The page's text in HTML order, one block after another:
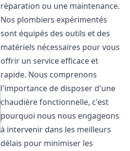
réparation ou une maintenance.
Nos plombiers expérimentés
sont équipés des outils et des
matériels nécessaires pour vous
offrir un service efficace et
rapide. Nous comprenons
l'importance de disposer d'une
chaudière fonctionnelle, c'est
pourquoi nous nous engageons
à intervenir dans les meilleurs
délais pour minimiser les